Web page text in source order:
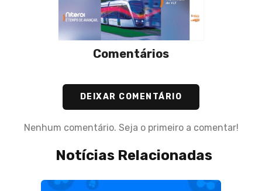
Comentários
DEIXAR COMENTÁRIO
Nenhum comentário. Seja o primeiro a comentar!
Notícias Relacionadas